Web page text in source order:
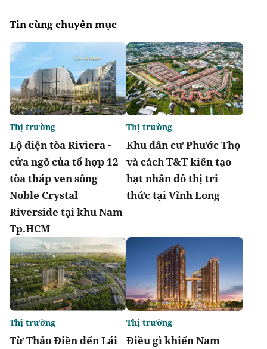
Tin cùng chuyên mục
Lộ diện tòa Riviera -
cửa ngõ của tổ hợp 12
tòa tháp ven sông
Noble Crystal
Riverside tại khu Nam
Tp.HCM
Thị trường
Khu dân cư Phước Thọ
và cách T&T kiến tạo
hạt nhân đô thị tri
thức tại Vĩnh Long
Thị trường
Từ Thảo Điền đến Lái
Thị trường
Điều gì khiến Nam
Thị trường